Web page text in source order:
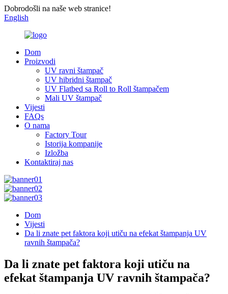
Dobrodošli na naše web stranice!
English
Dom
Proizvodi
UV ravni štampač
UV hibridni štampač
UV Flatbed sa Roll to Roll štampačem
Mali UV štampač
Vijesti
FAQs
O nama
Factory Tour
Istorija kompanije
Izložba
Kontaktiraj nas
Dom
Vijesti
Da li znate pet faktora koji utiču na efekat štampanja UV
ravnih štampača?
Da li znate pet faktora koji utiču na
efekat štampanja UV ravnih štampača?